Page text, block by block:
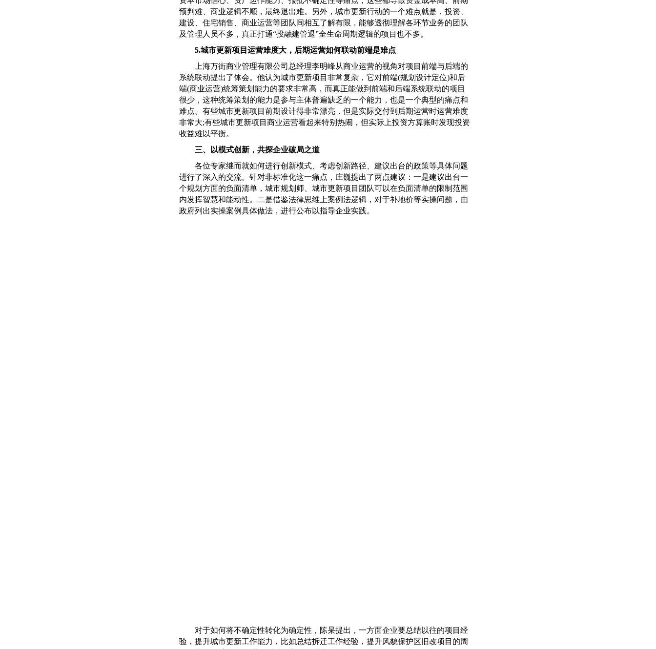
预判难、商业逻辑不顺，最终退出难。另外，城市更新行动的一个难点就是，投资、
建设、住宅销售、商业运营等团队间相互了解有限，能够透彻理解各环节业务的团队
及管理人员不多，真正打通“投融建管退”全生命周期逻辑的项目也不多。
5.城市更新项目运营难度大，后期运营如何联动前端是难点
上海万街商业管理有限公司总经理李明峰从商业运营的视角对项目前端与后端的
系统联动提出了体会。他认为城市更新项目非常复杂，它对前端(规划设计定位)和后
端(商业运营)统筹策划能力的要求非常高，而真正能做到前端和后端系统联动的项目
很少，这种统筹策划的能力是参与主体普遍缺乏的一个能力，也是一个典型的痛点和
难点。有些城市更新项目前期设计得非常漂亮，但是实际交付到后期运营时运营难度
非常大;有些城市更新项目商业运营看起来特别热闹，但实际上投资方算账时发现投资
收益难以平衡。
三、以模式创新，共探企业破局之道
各位专家继而就如何进行创新模式、考虑创新路径、建议出台的政策等具体问题
进行了深入的交流。针对非标准化这一痛点，庄巍提出了两点建议：一是建议出台一
个规划方面的负面清单，城市规划师、城市更新项目团队可以在负面清单的限制范围
内发挥智慧和能动性。二是借鉴法律思维上案例法逻辑，对于补地价等实操问题，由
政府列出实操案例具体做法，进行公布以指导企业实践。
对于如何将不确定性转化为确定性，陈杲提出，一方面企业要总结以往的项目经
验，提升城市更新工作能力，比如总结拆迁工作经验，提升风貌保护区旧改项目的周